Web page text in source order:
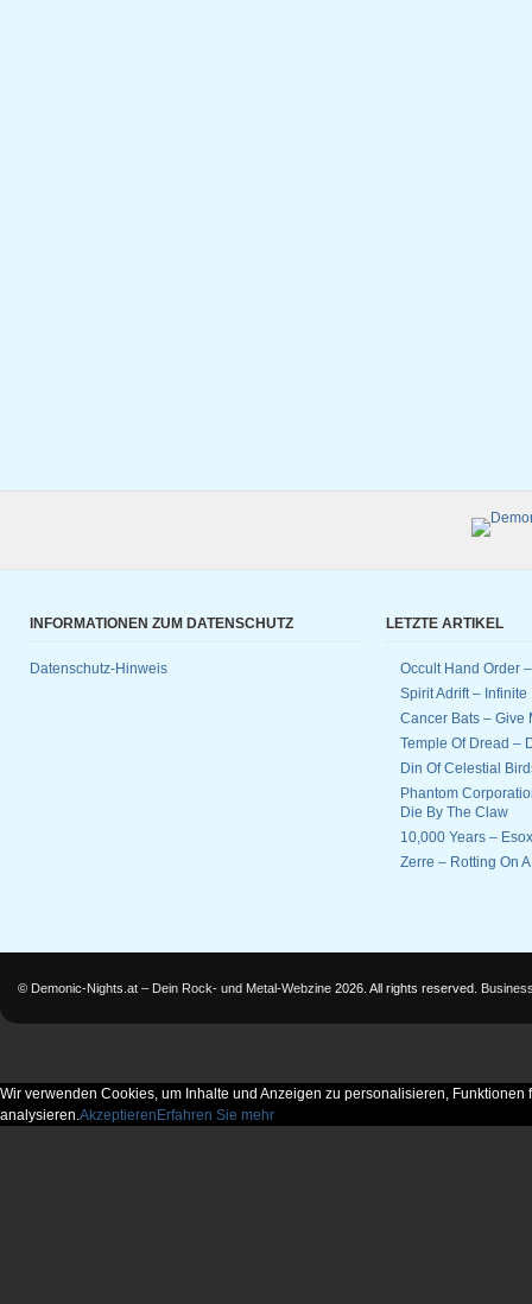
INFORMATIONEN ZUM DATENSCHUTZ
Datenschutz-Hinweis
LETZTE ARTIKEL
Occult Hand Order
Spirit Adrift –
Cancer Bats – Give
Temple Of Dread –
Din Of Celestial
Phantom
Die By The Claw
10,000 Years –
Zerre – Rotting On
© Demonic-Nights.at – Dein Rock- und Metal-Webzine 2026. All rights reserved.
Wir verwenden Cookies, um Inhalte und Anzeigen zu personalisieren,
analysieren.Akzeptieren Erfahren Sie mehr